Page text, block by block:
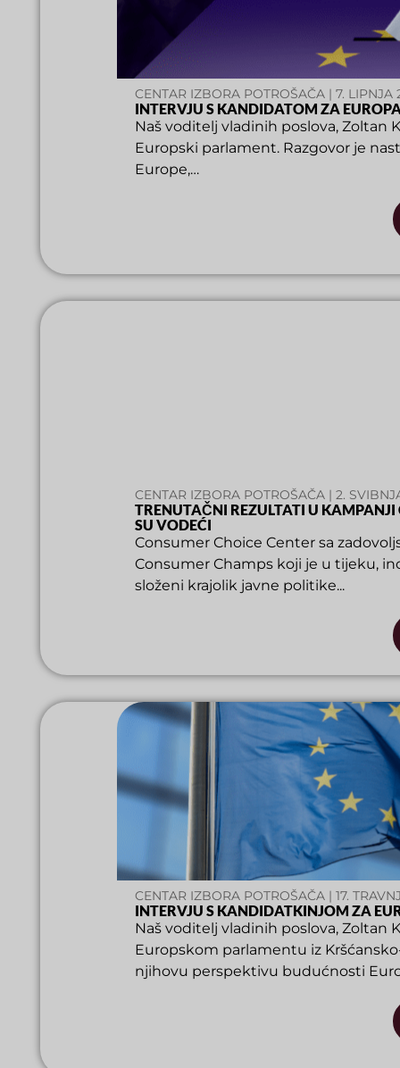
CENTAR IZBORA POTROŠAČA | 7. LIPNJA
INTERVJU S KANDIDATOM ZA
Naš voditelj vladinih poslova, Zoltan
Europski parlament. Razgovor je
Europe,…
CENTAR IZBORA POTROŠAČA | 2.
TRENUTAČNI REZULTATI U
SU VODEĆI
Consumer Choice Center sa
Consumer Champs koji je u tijeku,
složeni krajolik javne politike...
CENTAR IZBORA POTROŠAČA | 17.
INTERVJU S KANDIDATKINJOM ZA
Naš voditelj vladinih poslova, Zoltan
Europskom parlamentu iz
njihovu perspektivu budućnosti